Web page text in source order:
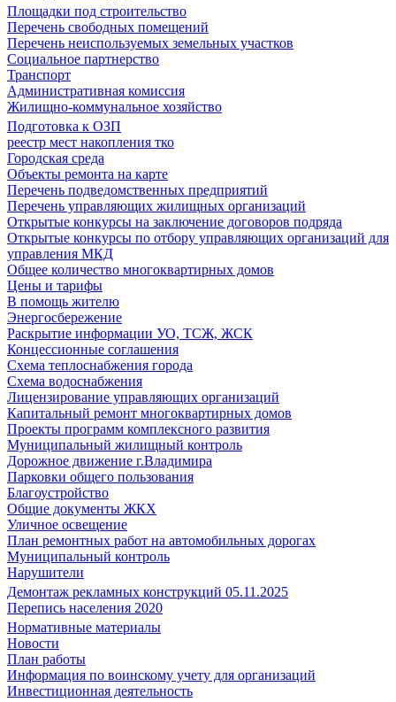
Площадки под строительство
Перечень свободных помещений
Перечень неиспользуемых земельных участков
Социальное партнерство
Транспорт
Административная комиссия
Жилищно-коммунальное хозяйство
Подготовка к ОЗП
реестр мест накопления тко
Городская среда
Объекты ремонта на карте
Перечень подведомственных предприятий
Перечень управляющих жилищных организаций
Открытые конкурсы на заключение договоров подряда
Открытые конкурсы по отбору управляющих организаций для
управления МКД
Общее количество многоквартирных домов
Цены и тарифы
В помощь жителю
Энергосбережение
Раскрытие информации УО, ТСЖ, ЖСК
Концессионные соглашения
Схема теплоснабжения города
Схема водоснабжения
Лицензирование управляющих организаций
Капитальный ремонт многоквартирных домов
Проекты программ комплексного развития
Муниципальный жилищный контроль
Дорожное движение г.Владимира
Парковки общего пользования
Благоустройство
Общие документы ЖКХ
Уличное освещение
План ремонтных работ на автомобильных дорогах
Муниципальный контроль
Нарушители
Демонтаж рекламных конструкций 05.11.2025
Перепись населения 2020
Нормативные материалы
Новости
План работы
Информация по воинскому учету для организаций
Инвестиционная деятельность